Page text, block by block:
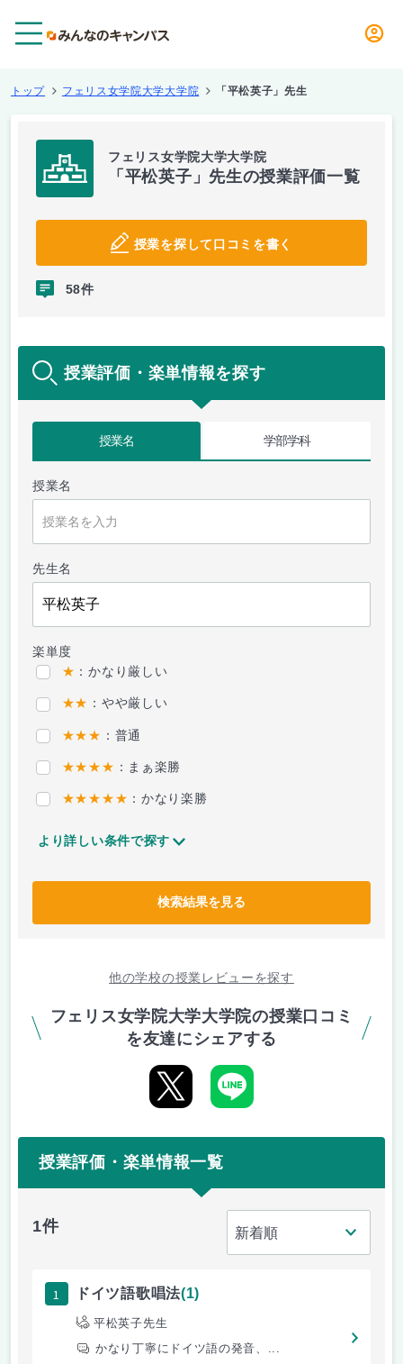
トップ フェリス女学院大学大学院 「平松英子」先生
フェリス女学院大学大学院
「平松英子」先生の授業評価一覧
授業を探して口コミを書く
58件
授業評価・楽単情報を探す
授業名 学部学科
授業名
先生名
楽単度
★ ：かなり厳しい
★★ ：やや厳しい
★★★ ：普通
★★★★ ：まぁ楽勝
★★★★★ ：かなり楽勝
より詳しい条件で探す
検索結果を見る
他の学校の授業レビューを探す
フェリス女学院大学大学院の授業口コミ
を友達にシェアする
授業評価・楽単情報一覧
1件
1 ドイツ語歌唱法(1)
平松英子先生
かなり丁寧にドイツ語の発音、...